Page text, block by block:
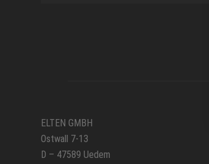
ELTEN GMBH
Ostwall 7-13
D – 47589 Uedem